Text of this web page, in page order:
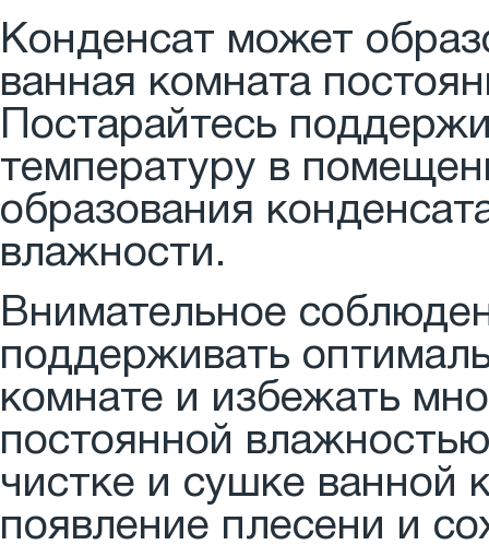
Конденсат может
ванная комната
Постарайтесь
температуру в
образования
влажности.
Внимательное
поддерживать
комнате и избежать
постоянной
чистке и сушке ванной
появление плесени и